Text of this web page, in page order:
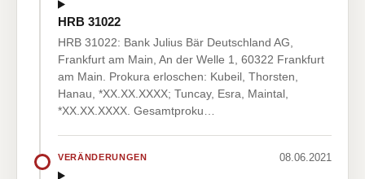
HRB 31022
HRB 31022: Bank Julius Bär Deutschland AG,
Frankfurt am Main, An der Welle 1, 60322 Frankfurt
am Main. Prokura erloschen: Kubeil, Thorsten,
Hanau, *XX.XX.XXXX; Tuncay, Esra, Maintal,
*XX.XX.XXXX. Gesamtproku…
VERÄNDERUNGEN 08.06.2021